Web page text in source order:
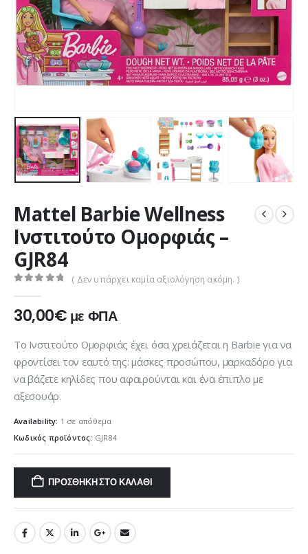
Mattel Barbie Wellness
Ινστιτούτο Ομορφιάς –
GJR84
( Δεν υπάρχει καμία αξιολόγηση ακόμη. )
30,00€ με ΦΠΑ
Το Ινστιτούτο Ομορφιάς έχει όσα χρειάζεται η Barbie για να
φροντίσει τον εαυτό της: μάσκες προσώπου, μαρκαδόρο για
να βάζετε κηλίδες που αφαιρούνται και ένα έπιπλο με
αξεσουάρ.
Availability: 1 σε απόθεμα
Κωδικός προϊόντος: GJR84
ΠΡΟΣΘΉΚΗ ΣΤΟ ΚΑΛΆΘΙ